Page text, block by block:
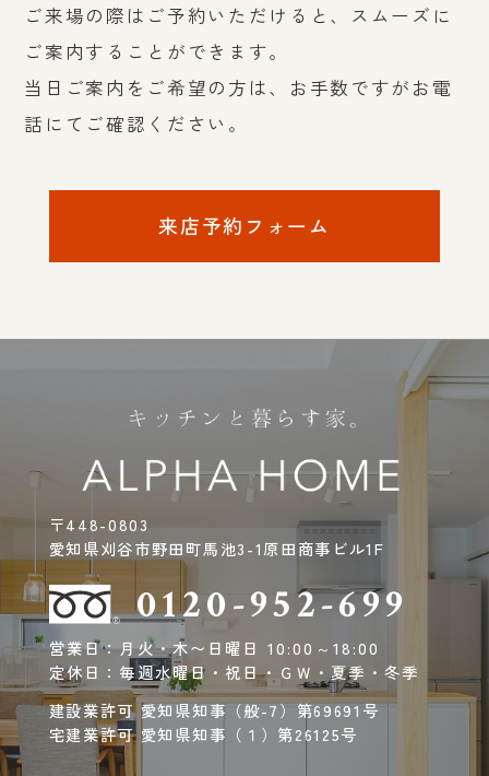
ご来場の際はご予約いただけると、スムーズに
ご案内することができます。
当日ご案内をご希望の方は、お手数ですがお電
話にてご確認ください。
来店予約フォーム
〒448-0803
愛知県刈谷市野田町馬池3-1原田商事ビル1F
0120-952-699
営業日：月火・木〜日曜日 10:00～18:00
定休日：毎週水曜日・祝日・ＧＷ・夏季・冬季
建設業許可 愛知県知事（般-7）第69691号
宅建業許可 愛知県知事（１）第26125号